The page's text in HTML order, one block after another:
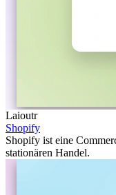
Laioutr
Shopify
Shopify ist eine
stationären Handel.